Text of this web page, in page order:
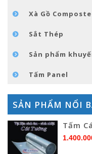
Xà Gồ Composte
Sắt Thép
Sản phẩm
Tấm Panel
SẢN PHẨM NỔI
Tấm